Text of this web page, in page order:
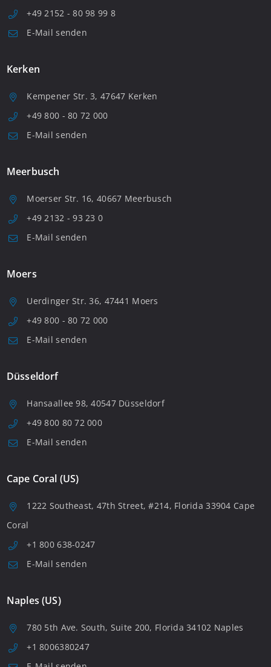
+49 2152 - 80 98 99 8
E-Mail senden
Kerken
Kempener Str. 3, 47647 Kerken
+49 800 - 80 72 000
E-Mail senden
Meerbusch
Moerser Str. 16, 40667 Meerbusch
+49 2132 - 93 23 0
E-Mail senden
Moers
Uerdinger Str. 36, 47441 Moers
+49 800 - 80 72 000
E-Mail senden
Düsseldorf
Hansaallee 98, 40547 Düsseldorf
+49 800 80 72 000
E-Mail senden
Cape Coral (US)
1222 Southeast, 47th Street, #214, Florida 33904 Cape
Coral
+1 800 638-0247
E-Mail senden
Naples (US)
780 5th Ave. South, Suite 200, Florida 34102 Naples
+1 8006380247